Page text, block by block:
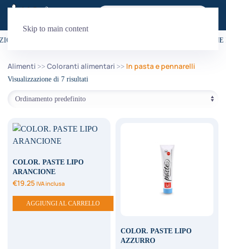
Skip to main content
È GRATUITA PER ORDINI SUPERIORI A 99€ LA SPEDIZIONE
Alimenti Coloranti alimentari In pasta e pennarelli
Visualizzazione di 7 risultati
COLOR. PASTE LIPO
ARANCIONE
€19.25 IVA inclusa
AGGIUNGI AL CARRELLO
COLOR. PASTE LIPO
AZZURRO